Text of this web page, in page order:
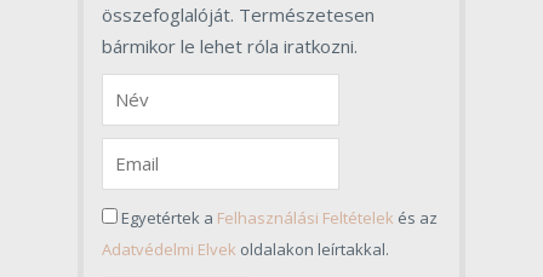
összefoglalóját. Természetesen
bármikor le lehet róla iratkozni.
Egyetértek a Felhasználási Feltételek és az
Adatvédelmi Elvek oldalakon leírtakkal.